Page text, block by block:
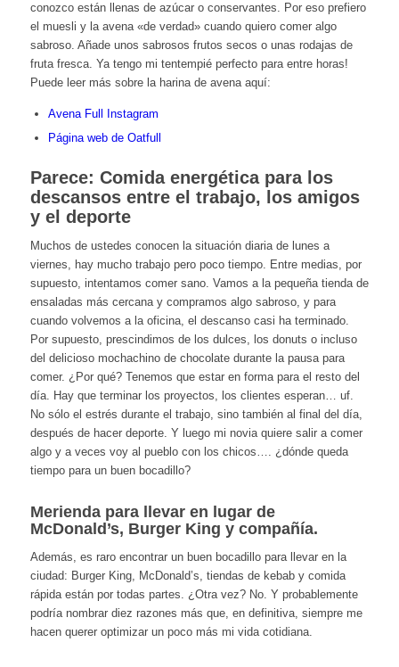
conozco están llenas de azúcar o conservantes. Por eso prefiero
el muesli y la avena «de verdad» cuando quiero comer algo
sabroso. Añade unos sabrosos frutos secos o unas rodajas de
fruta fresca. Ya tengo mi tentempié perfecto para entre horas!
Puede leer más sobre la harina de avena aquí:
Avena Full Instagram
Página web de Oatfull
Parece: Comida energética para los
descansos entre el trabajo, los amigos
y el deporte
Muchos de ustedes conocen la situación diaria de lunes a
viernes, hay mucho trabajo pero poco tiempo. Entre medias, por
supuesto, intentamos comer sano. Vamos a la pequeña tienda de
ensaladas más cercana y compramos algo sabroso, y para
cuando volvemos a la oficina, el descanso casi ha terminado.
Por supuesto, prescindimos de los dulces, los donuts o incluso
del delicioso mochachino de chocolate durante la pausa para
comer. ¿Por qué? Tenemos que estar en forma para el resto del
día. Hay que terminar los proyectos, los clientes esperan… uf.
No sólo el estrés durante el trabajo, sino también al final del día,
después de hacer deporte. Y luego mi novia quiere salir a comer
algo y a veces voy al pueblo con los chicos…. ¿dónde queda
tiempo para un buen bocadillo?
Merienda para llevar en lugar de
McDonald’s, Burger King y compañía.
Además, es raro encontrar un buen bocadillo para llevar en la
ciudad: Burger King, McDonald’s, tiendas de kebab y comida
rápida están por todas partes. ¿Otra vez? No. Y probablemente
podría nombrar diez razones más que, en definitiva, siempre me
hacen querer optimizar un poco más mi vida cotidiana.